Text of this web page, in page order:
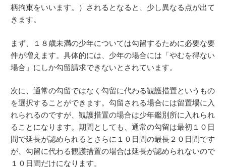
柄拘束をいいます。）されるとなると、少し異なる点が出て
きます。
まず、１８歳未満の少年については勾留するために必要な要
件が増えます。具体的には、少年の場合には「やむを得ない
場合」にしか勾留請求できないとされています。
次に、通常の勾留ではなく勾留に代わる観護措置というもの
を選択することができます。勾留される場合には留置場に入
れられるのですが、観護措置の場合は少年鑑別所に入れられ
ることになります。期間としても、通常の勾留は最初１０日
間で延長が認められるとさらに１０日間の最長２０日間です
が、勾留に代わる観護措置の場合は延長が認められないので
１０日間だけになります。